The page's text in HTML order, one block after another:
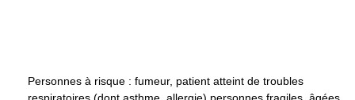
Personnes à risque : fumeur, patient atteint de troubles